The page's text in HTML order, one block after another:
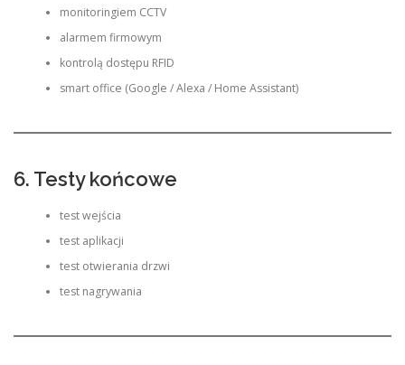
monitoringiem CCTV
alarmem firmowym
kontrolą dostępu RFID
smart office (Google / Alexa / Home Assistant)
6. Testy końcowe
test wejścia
test aplikacji
test otwierania drzwi
test nagrywania